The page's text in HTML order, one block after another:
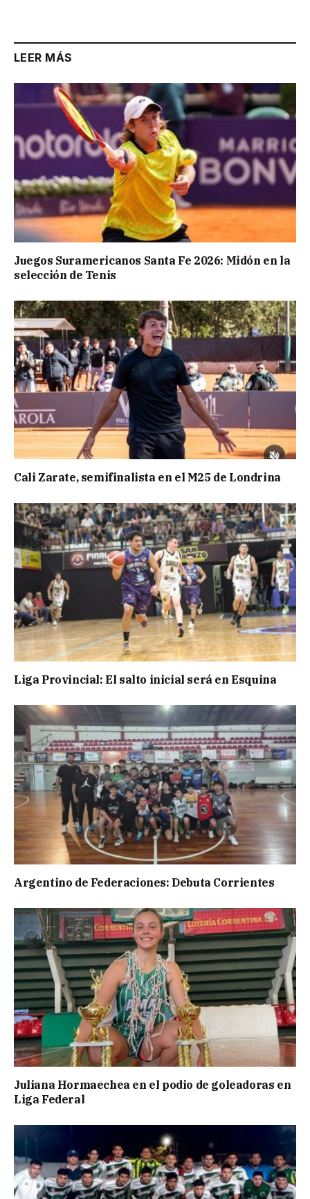
LEER MÁS
Juegos Suramericanos Santa Fe 2026: Midón en la
selección de Tenis
Cali Zarate, semifinalista en el M25 de Londrina
Liga Provincial: El salto inicial será en Esquina
Argentino de Federaciones: Debuta Corrientes
Juliana Hormaechea en el podio de goleadoras en
Liga Federal